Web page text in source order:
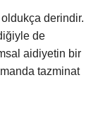
derindir.
de
aidiyetin bir
tazminat